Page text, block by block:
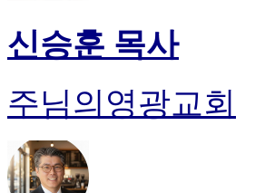
신승훈 목사
주님의영광교회